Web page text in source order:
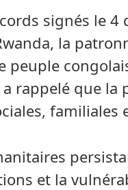
signés le
la
peuple
rappelé que la
familiales
et la